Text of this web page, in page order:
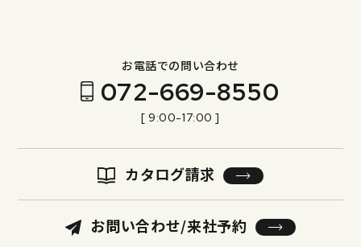
お電話での問い合わせ
072-669-8550
[ 9:00-17:00 ]
カタログ請求
お問い合わせ/来社予約